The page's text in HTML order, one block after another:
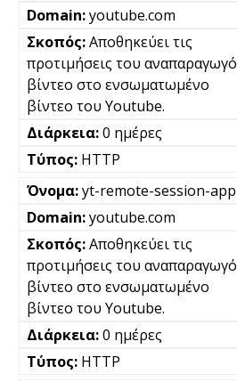
youtube.com
Αποθηκεύει τις
προτιμήσεις του αναπαραγωγό
βίντεο στο ενσωματωμένο
βίντεο του Youtube.
0 ημέρες
HTTP
yt-remote-session-app
youtube.com
Αποθηκεύει τις
προτιμήσεις του αναπαραγωγό
βίντεο στο ενσωματωμένο
βίντεο του Youtube.
0 ημέρες
HTTP